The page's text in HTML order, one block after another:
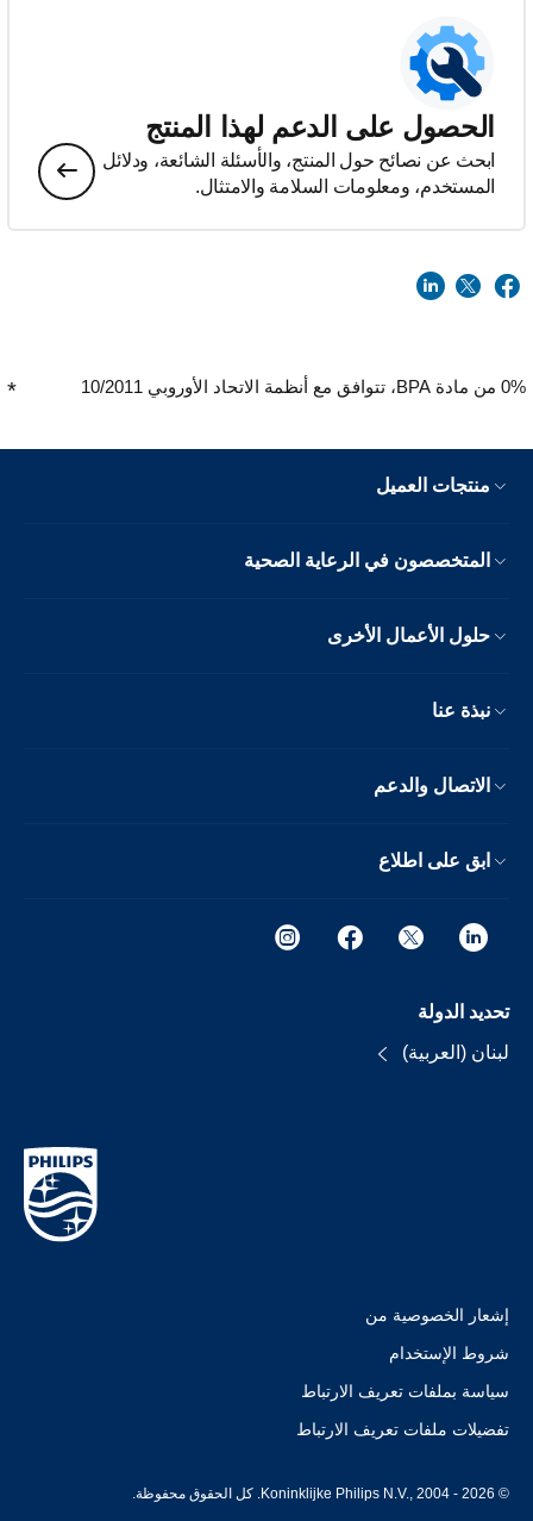
الحصول على الدعم لهذا المنتج
ابحث عن نصائح حول المنتج، والأسئلة الشائعة، ودلائل
المستخدم، ومعلومات السلامة والامتثال.
0% من مادة BPA، تتوافق مع أنظمة الاتحاد الأوروبي 10/2011
منتجات العميل
المتخصصون في الرعاية الصحية
حلول الأعمال الأخرى
نبذة عنا
الاتصال والدعم
ابق على اطلاع
تحديد الدولة
لبنان (العربية)
إشعار الخصوصية من
شروط الإستخدام
سياسة بملفات تعريف الارتباط
تفضيلات ملفات تعريف الارتباط
© Koninklijke Philips N.V., 2004 - 2026. كل الحقوق محفوظة.